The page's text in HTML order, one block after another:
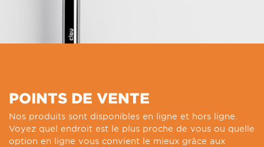
POINTS DE VENTE
Nos produits sont disponibles en ligne et hors ligne.
Voyez quel endroit est le plus proche de vous ou quelle
option en ligne vous convient le mieux grâce aux